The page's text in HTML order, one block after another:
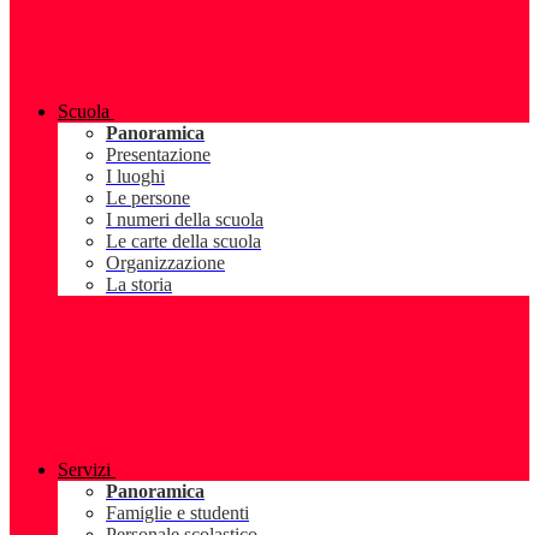
Scuola
Panoramica
Presentazione
I luoghi
Le persone
I numeri della scuola
Le carte della scuola
Organizzazione
La storia
Servizi
Panoramica
Famiglie e studenti